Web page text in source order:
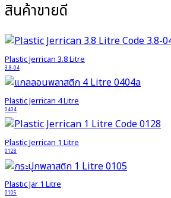
สินค้าขายดี
Plastic Jerrican 3.8 Litre
3.8-04
Plastic Jerrican 4 Litre
0404
Plastic Jerrican 1 Litre
0128
Plastic Jar 1 Litre
0105